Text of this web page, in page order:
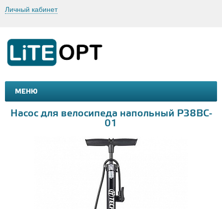
Личный кабинет
МЕНЮ
МАШИНКИ И МОТОЦИКЛЫ
Насос для велосипеда напольный P38BC-
01